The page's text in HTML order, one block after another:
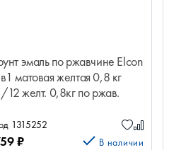
эмаль по ржавчине Elcon
матовая желтая 0,8 кг
12 желт. 0,8кг по ржав.
1315252
₽ В наличии